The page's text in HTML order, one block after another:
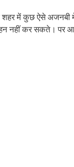
में कुछ ऐसे
नहीं कर सकते। पर